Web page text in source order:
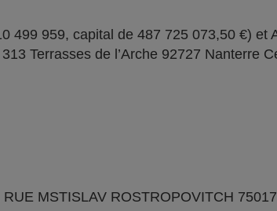
499 959, capital de 487 725 073,50 €) et
Terrasses de l’Arche 92727 Nanterre
MSTISLAV ROSTROPOVITCH